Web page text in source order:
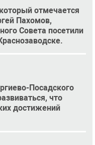
отмечается
Пахомов,
Совета посетили
Посадского
что
достижений